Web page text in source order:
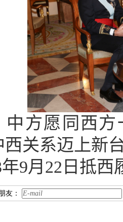
中方愿同西
西关系迈上新
年9月 22 日抵西
友：